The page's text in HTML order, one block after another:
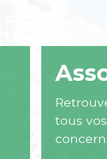
tous